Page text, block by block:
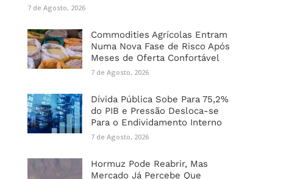
7 de Agosto, 2026
Commodities Agrícolas Entram
Numa Nova Fase de Risco Após
Meses de Oferta Confortável
7 de Agosto, 2026
Dívida Pública Sobe Para 75,2%
do PIB e Pressão Desloca-se
Para o Endividamento Interno
7 de Agosto, 2026
Hormuz Pode Reabrir, Mas
Mercado Já Percebe Que